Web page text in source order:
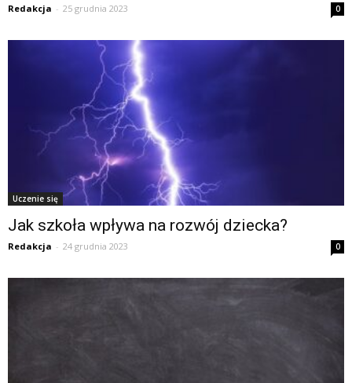
Redakcja - 25 grudnia 2023 0
Uczenie się
Jak szkoła wpływa na rozwój dziecka?
Redakcja - 24 grudnia 2023 0